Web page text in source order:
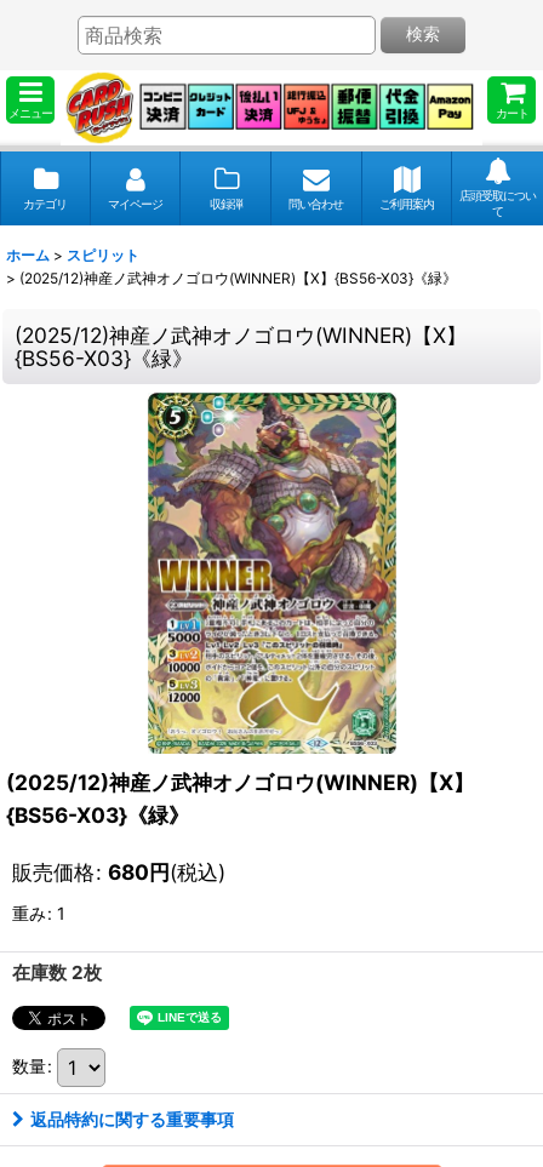
メニュー カート
検索
カテゴリ マイページ 収録弾 問い合わせ ご利用案内
店頭受取につい
て
ホーム > スピリット
> (2025/12)神産ノ武神オノゴロウ(WINNER)【X】{BS56-X03}《緑》
(2025/12)神産ノ武神オノゴロウ(WINNER)【X】
{BS56-X03}《緑》
(2025/12)神産ノ武神オノゴロウ(WINNER)【X】
{BS56-X03}《緑》
販売価格: 680円(税込)
重み: 1
在庫数 2枚
数量:
返品特約に関する重要事項